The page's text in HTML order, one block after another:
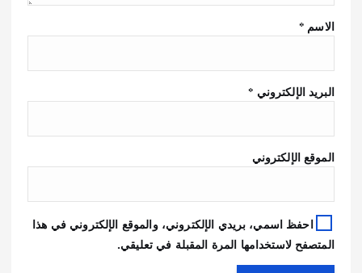
الاسم *
البريد الإلكتروني *
الموقع الإلكتروني
احفظ اسمي، بريدي الإلكتروني، والموقع الإلكتروني في هذا
المتصفح لاستخدامها المرة المقبلة في تعليقي.